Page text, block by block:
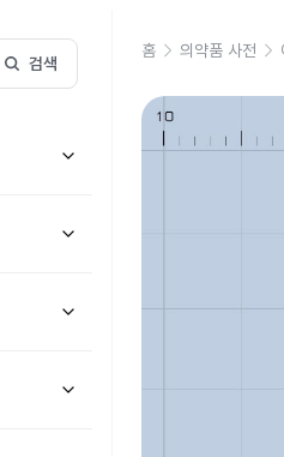
검색
홈 의약품 사전